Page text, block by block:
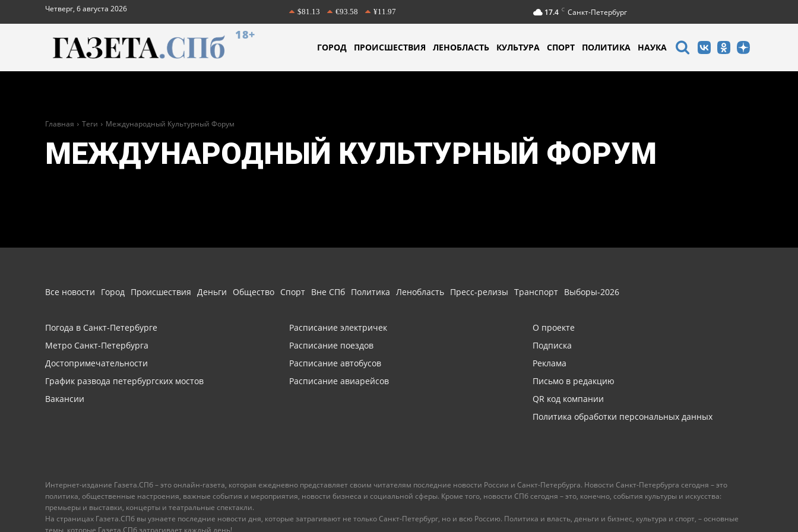
Четверг, 6 августа 2026 $81.13 €93.58 ¥11.97 17.4 C Санкт-Петербург
18+
ГОРОД ПРОИСШЕСТВИЯ ЛЕНОБЛАСТЬ КУЛЬТУРА СПОРТ ПОЛИТИКА НАУКА
Главная Теги Международный Культурный Форум
МЕЖДУНАРОДНЫЙ КУЛЬТУРНЫЙ ФОРУМ
Все новости Город Происшествия Деньги Общество Спорт Вне СПб Политика Ленобласть Пресс-релизы Транспорт Выборы-2026
Погода в Санкт-Петербурге
Метро Санкт-Петербурга
Достопримечательности
График развода петербургских мостов
Вакансии
Расписание электричек
Расписание поездов
Расписание автобусов
Расписание авиарейсов
О проекте
Подписка
Реклама
Письмо в редакцию
QR код компании
Политика обработки персональных данных
Интернет-издание Газета.СПб – это онлайн-газета, которая ежедневно представляет своим читателям последние новости России и Санкт-Петербурга. Новости Санкт-Петербурга сегодня – это
политика, общественные настроения, важные события и мероприятия, новости бизнеса и социальной сферы. Кроме того, новости СПб сегодня – это, конечно, события культуры и искусства:
премьеры и выставки, концерты и театральные спектакли.
На страницах Газета.СПб вы узнаете последние новости дня, которые затрагивают не только Санкт-Петербург, но и всю Россию. Политика и власть, деньги и бизнес, культура и спорт, – основные
темы, которые Газета.СПб затрагивает каждый день!